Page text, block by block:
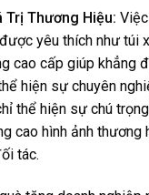
Trị Thương Hiệu:
yêu thích như túi
cao cấp giúp khẳng
hiện sự chuyên
thể hiện sự chú
cao hình ảnh thương
tác.